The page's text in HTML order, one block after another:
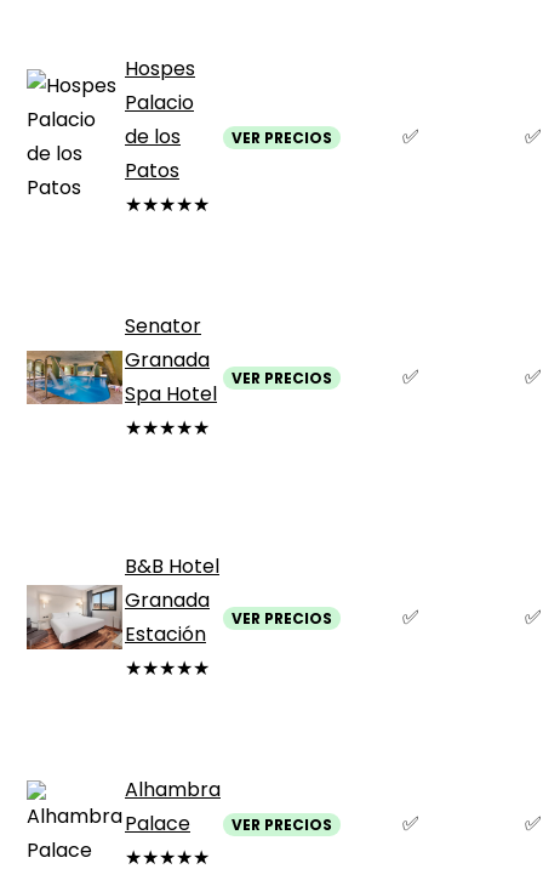
Hospes
Palacio
de los
Patos
★★★★★
VER PRECIOS ✅ ✅
Senator
Granada
Spa Hotel
★★★★★
VER PRECIOS ✅ ✅
B&B Hotel
Granada
Estación
★★★★★
VER PRECIOS ✅ ✅
Alhambra
Palace
★★★★★
VER PRECIOS ✅ ✅